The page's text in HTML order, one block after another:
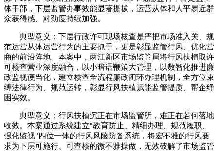
体干部，下层监管办事效能显著提拔，运营从体和人平易近群
众获得感、对劲度持续加强。
典型意义：下层行政许可现场核查是严把市场准入关、规
范运营从体运营行为的主要抓手，更是彰显监管行风、优化营
商的前沿阵地。本案中，两江新区市场监管局将行风扶植取许
可核查营业深度融合，以小暗语鞭策大管理，以数智化推进廉
政监视便当化，建立核查全流程廉政闭环办理机制，全方位束
缚法律行为、规范运转，彰显行风扶植赋能监管提质、帮企纾
困实效。
典型意义：行风扶植沉正在市场监管所，难正在若何落地
收效。本案通过系统建立“教育防止、精细办理、规范履职、
强化监视”四位一体的行风风险防备系统，将宏不雅的行风要
求为下层可施行、可查核的微不雅操做，无效破解了市场监管